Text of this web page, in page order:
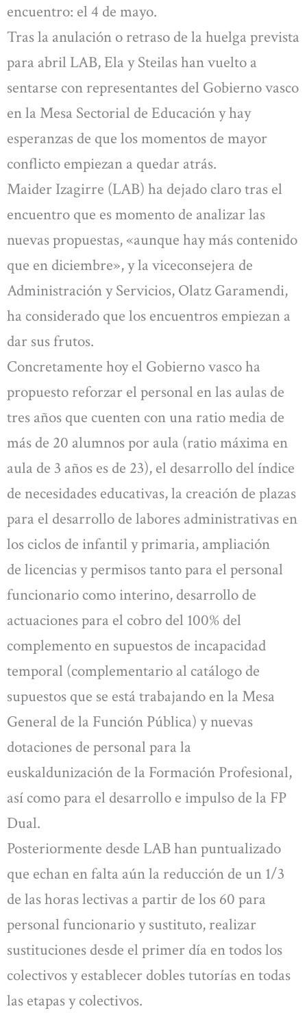
encuentro: el 4 de mayo.
Tras la anulación o retraso de la huelga prevista
para abril LAB, Ela y Steilas han vuelto a
sentarse con representantes del Gobierno vasco
en la Mesa Sectorial de Educación y hay
esperanzas de que los momentos de mayor
conflicto empiezan a quedar atrás.
Maider Izagirre (LAB) ha dejado claro tras el
encuentro que es momento de analizar las
nuevas propuestas, «aunque hay más contenido
que en diciembre», y la viceconsejera de
Administración y Servicios, Olatz Garamendi,
ha considerado que los encuentros empiezan a
dar sus frutos.
Concretamente hoy el Gobierno vasco ha
propuesto reforzar el personal en las aulas de
tres años que cuenten con una ratio media de
más de 20 alumnos por aula (ratio máxima en
aula de 3 años es de 23), el desarrollo del índice
de necesidades educativas, la creación de plazas
para el desarrollo de labores administrativas en
los ciclos de infantil y primaria, ampliación
de licencias y permisos tanto para el personal
funcionario como interino, desarrollo de
actuaciones para el cobro del 100% del
complemento en supuestos de incapacidad
temporal (complementario al catálogo de
supuestos que se está trabajando en la Mesa
General de la Función Pública) y nuevas
dotaciones de personal para la
euskaldunización de la Formación Profesional,
así como para el desarrollo e impulso de la FP
Dual.
Posteriormente desde LAB han puntualizado
que echan en falta aún la reducción de un 1/3
de las horas lectivas a partir de los 60 para
personal funcionario y sustituto, realizar
sustituciones desde el primer día en todos los
colectivos y establecer dobles tutorías en todas
las etapas y colectivos.